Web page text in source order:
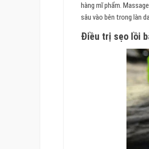
hàng mĩ phẩm.
sâu vào bên trong làn
Điều trị sẹo lồi